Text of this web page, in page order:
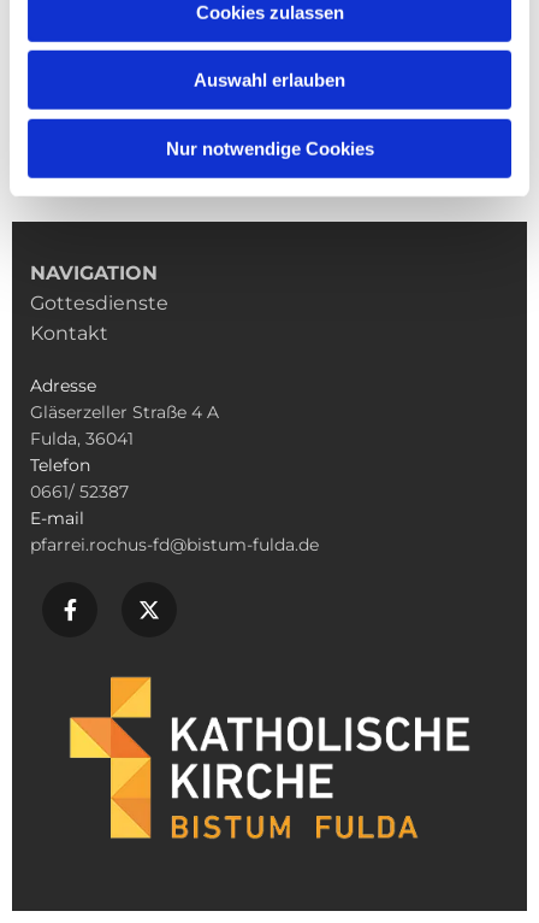
Cookies zulassen
Auswahl erlauben
Nur notwendige Cookies
NAVIGATION
Gottesdienste
Kontakt
Adresse
Gläserzeller Straße 4 A
Fulda, 36041
Telefon
0661/ 52387
E-mail
pfarrei.rochus-fd@bistum-fulda.de